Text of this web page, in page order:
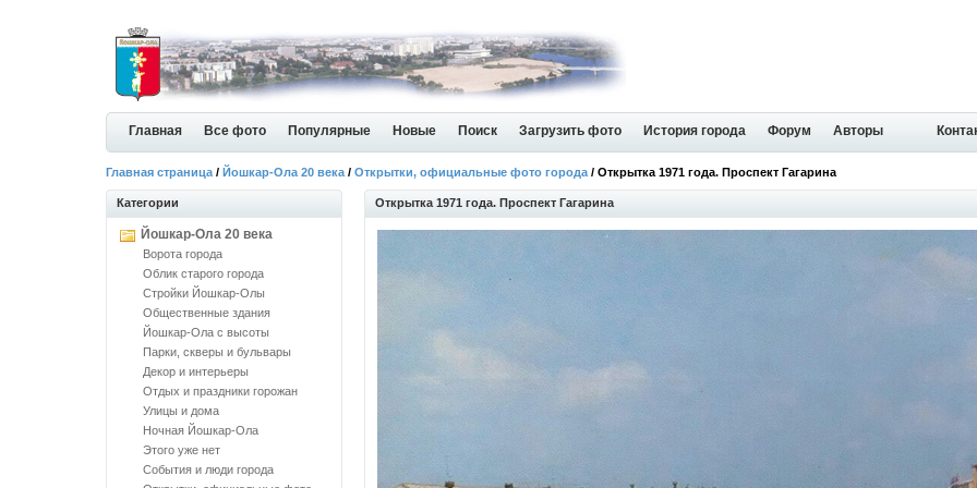
Главная Все фото Популярные Новые Поиск Загрузить фото История города Форум Авторы
Главная страница / Йошкар-Ола 20 века / Открытки, официальные фото города / Открытка 1971 года. Проспект Гагарина
Категории
Йошкар-Ола 20 века
Ворота города
Облик старого города
Стройки Йошкар-Олы
Общественные здания
Йошкар-Ола с высоты
Парки, скверы и бульвары
Декор и интерьеры
Отдых и праздники горожан
Улицы и дома
Ночная Йошкар-Ола
Этого уже нет
События и люди города
Открытка 1971 года. Проспект Гагарина